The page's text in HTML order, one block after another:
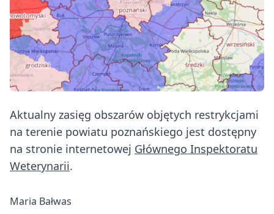
Aktualny zasięg obszarów objętych restrykcjami
na terenie powiatu poznańskiego jest dostępny
na stronie internetowej Głównego Inspektoratu
Weterynarii.
Maria Bałwas